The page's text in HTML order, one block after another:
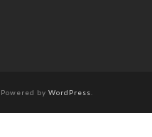
. Powered by WordPress